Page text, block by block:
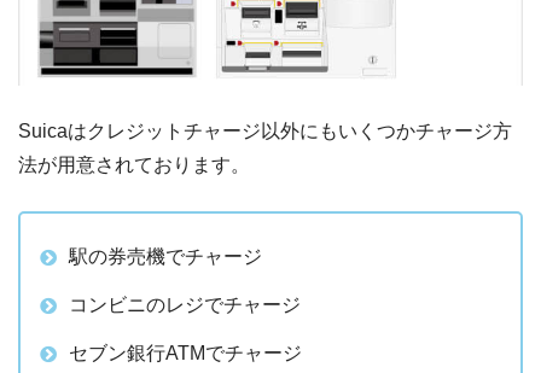
Suicaはクレジットチャージ以外にもいくつかチャージ方
法が用意されております。
駅の券売機でチャージ
コンビニのレジでチャージ
セブン銀行ATMでチャージ